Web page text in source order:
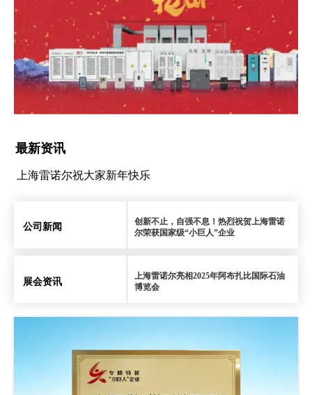
最新资讯
上海雷诺尔祝大家新年快乐
公司新闻
创新不止，自强不息！热烈祝贺上海雷诺
尔荣获国家级“小巨人”企业
展会资讯
上海雷诺尔亮相2025年阿布扎比国际石油
博览会